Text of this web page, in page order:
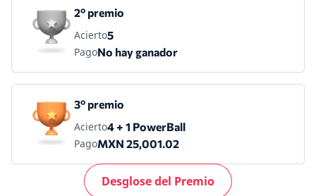
2º premio
Acierto5
PagoNo hay ganador
3º premio
Acierto4 + 1 PowerBall
PagoMXN 25,001.02
Desglose del Premio